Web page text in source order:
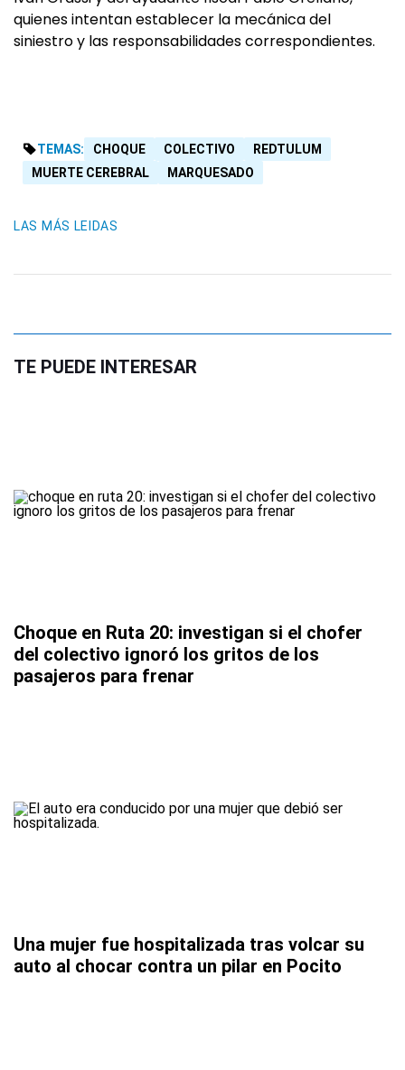
quienes intentan establecer la mecánica del
siniestro y las responsabilidades correspondientes.
TEMAS: CHOQUE COLECTIVO
REDTULUM
MUERTE CEREBRAL
MARQUESADO
LAS MÁS LEIDAS
TE PUEDE INTERESAR
Choque en Ruta 20: investigan si el chofer
del colectivo ignoró los gritos de los
pasajeros para frenar
Una mujer fue hospitalizada tras volcar su
auto al chocar contra un pilar en Pocito